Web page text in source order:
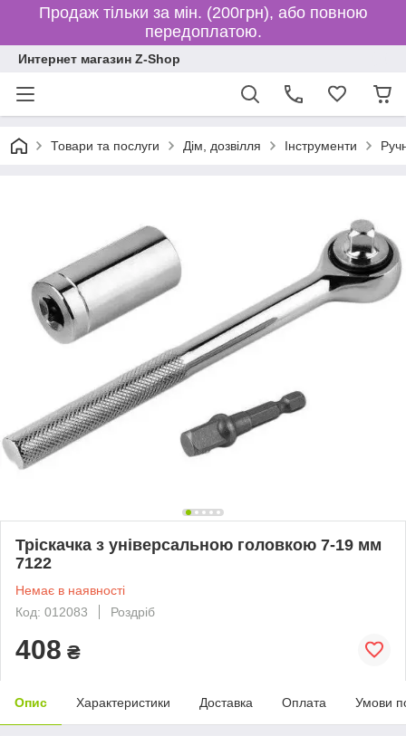
Продаж тільки за мін. (200грн), або повною
передоплатою.
Интернет магазин Z-Shop
Товари та послуги Дім, дозвілля Інструменти
Тріскачка з універсальною головкою 7-19 мм
7122
Немає в наявності
Код: 012083
Роздріб
408 ₴
Опис Характеристики Доставка Оплата Умови